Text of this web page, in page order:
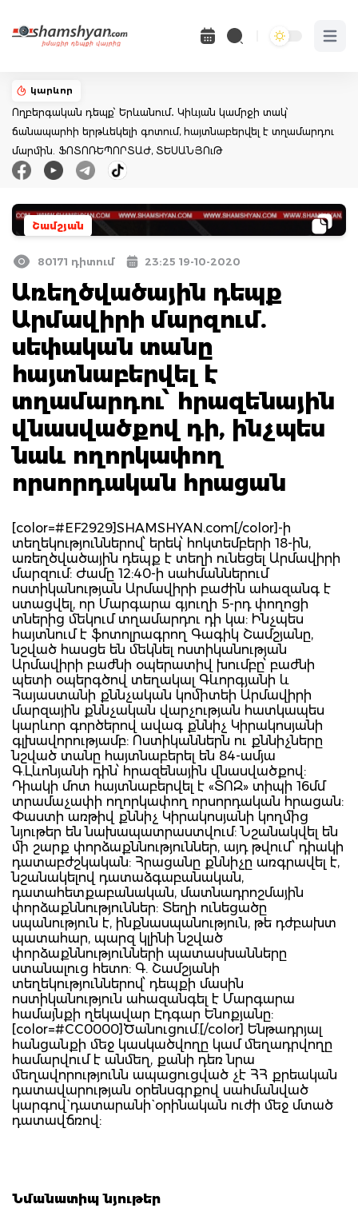
Open
կարևոր
Ողբերգական դեպք՝ Երևանում․ Կիևյան կամրջի տակ՝
ճանապարհի երթևեկելի գոտում, հայտնաբերվել է տղամարդու
մարմին. ՖՈՏՈՌԵՊՈՐՏԱԺ, ՏԵՍԱՆՅՈւԹ
Շամշյան
80171 դիտում 23:25 19-10-2020
Առեղծվածային դեպք
Արմավիրի մարզում.
սեփական տանը
հայտնաբերվել է
տղամարդու՝ հրազենային
վնասվածքով դի, ինչպես
նաև ողորկափող
որսորդական հրացան
[color=#EF2929]SHAMSHYAN.com[/color]-ի
տեղեկություններով՝ երեկ՝ հոկտեմբերի 18-ին,
առեղծվածային դեպք է տեղի ունեցել Արմավիրի
մարզում: Ժամը 12:40-ի սահմաններում
ոստիկանության Արմավիրի բաժին ահազանգ է
ստացվել, որ Մարգարա գյուղի 5-րդ փողոցի
տներից մեկում տղամարդու դի կա: Ինչպես
հայտնում է ֆոտոլրագրող Գագիկ Շամշյանը,
նշված հասցե են մեկնել ոստիկանության
Արմավիրի բաժնի օպերատիվ խումբը՝ բաժնի
պետի օպերգծով տեղակալ Գևորգյանի և
Հայաստանի քննչական կոմիտեի Արմավիրի
մարզային քննչական վարչության հատկապես
կարևոր գործերով ավագ քննիչ Կիրակոսյանի
գլխավորությամբ: Ոստիկաններն ու քննիչները
նշված տանը հայտնաբերել են 84-ամյա
Գ.Լևոնյանի դին՝ հրազենային վնասվածքով:
Դիակի մոտ հայտնաբերվել է «ՏՈԶ» տիպի 16մմ
տրամաչափի ողորկափող որսորդական հրացան:
Փաստի առթիվ քննիչ Կիրակոսյանի կողմից
նյութեր են նախապատրաստվում: Նշանակվել են
մի շարք փորձաքննություններ, այդ թվում՝ դիակի
դատաբժշկական: Հրացանը քննիչը առգրավել է,
նշանակելով դատաձգաբանական,
դատահետքաբանական, մատնադրոշմային
փորձաքննություններ: Տեղի ունեցածը
սպանություն է, ինքնասպանություն, թե դժբախտ
պատահար, պարզ կլինի նշված
փորձաքննությունների պատասխանները
ստանալուց հետո: Գ. Շամշյանի
տեղեկություններով՝ դեպքի մասին
ոստիկանություն ահազանգել է Մարգարա
համայնքի ղեկավար Էդգար Ենոքյանը:
[color=#CC0000]Ծանուցում.[/color] Ենթադրյալ
հանցանքի մեջ կասկածվողը կամ մեղադրվողը
համարվում է անմեղ, քանի դեռ նրա
մեղավորությունն ապացուցված չէ ՀՀ քրեական
դատավարության օրենսգրքով սահմանված
կարգով` դատարանի` օրինական ուժի մեջ մտած
դատավճռով:
Նմանատիպ նյութեր